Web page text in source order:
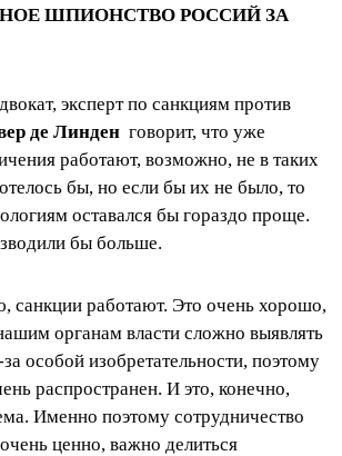
ШПИОНСТВО РОССИЙ ЗА
эксперт по санкциям против
де Линден говорит, что уже
работают, возможно, не в таких
бы, но если бы их не было, то
оставался бы гораздо проще.
бы больше.
работают. Это очень хорошо,
органам власти сложно выявлять
особой изобретательности, поэтому
распространен. И это, конечно,
Именно поэтому сотрудничество
ценно, важно делиться